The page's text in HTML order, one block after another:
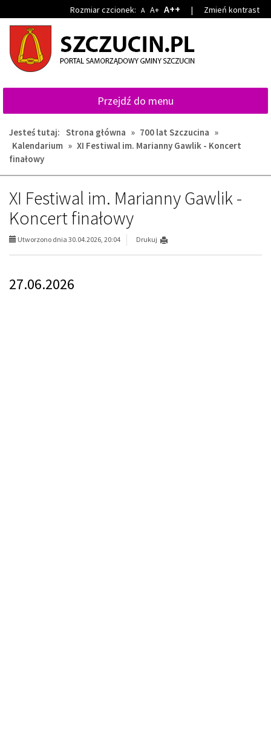
do
głównej
treści
do
wyszukiwarki
Rozmiar czcionek: A A+ A++ | Zmień kontrast
Przejdź do menu
Jesteś tutaj: Strona główna » 700 lat Szczucina »
Kalendarium » XI Festiwal im. Marianny Gawlik - Koncert
finałowy
XI Festiwal im. Marianny Gawlik -
Koncert finałowy
Utworzono dnia 30.04.2026, 20:04 Drukuj
27.06.2026